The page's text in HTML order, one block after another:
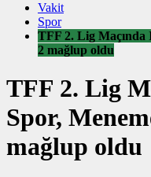
Vakit
Spor
TFF 2. Lig Maçında
2 mağlup oldu
TFF 2. Lig
Spor,
mağlup oldu